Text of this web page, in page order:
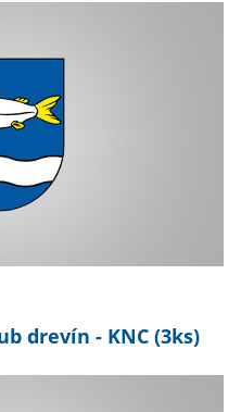
drevín - KNC (3ks)